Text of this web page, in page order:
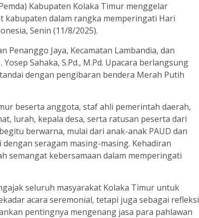
Kabupaten Kolaka Timur menggelar
kabupaten dalam rangka memperingati Hari
Senin (11/8/2025).
Jaya, Kecamatan Lambandia, dan
Sahaka, S.Pd., M.Pd. Upacara berlangsung
dengan pengibaran bendera Merah Putih
beserta anggota, staf ahli pemerintah daerah,
lurah, kepala desa, serta ratusan peserta dari
berwarna, mulai dari anak-anak PAUD dan
dengan seragam masing-masing. Kehadiran
semangat kebersamaan dalam memperingati
seluruh masyarakat Kolaka Timur untuk
acara seremonial, tetapi juga sebagai refleksi
pentingnya mengenang jasa para pahlawan